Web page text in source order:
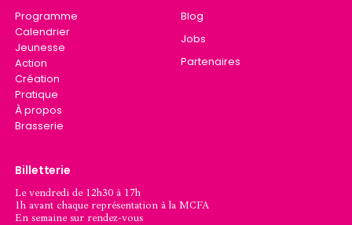
Programme
Calendrier
Jeunesse
Action
Création
Pratique
À propos
Brasserie
Blog
Jobs
Partenaires
Billetterie
Le vendredi de 12h30 à 17h
1h avant chaque représentation à la MCFA
En semaine sur rendez-vous